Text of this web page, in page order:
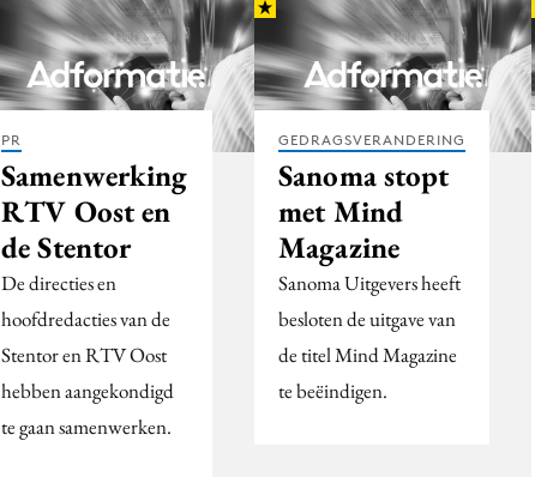
PR
Samenwerking
RTV Oost en
de Stentor
De directies en
hoofdredacties van de
Stentor en RTV Oost
hebben aangekondigd
te gaan samenwerken.
GEDRAGSVERANDERING
Sanoma stopt
met Mind
Magazine
Sanoma Uitgevers heeft
besloten de uitgave van
de titel Mind Magazine
te beëindigen.